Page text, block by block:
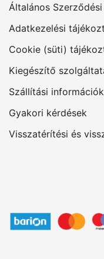
Általános
Adatkezelési
Cookie (süti)
Kiegészítő
Szállítási információk
Gyakori kérdések
Visszatérítési és